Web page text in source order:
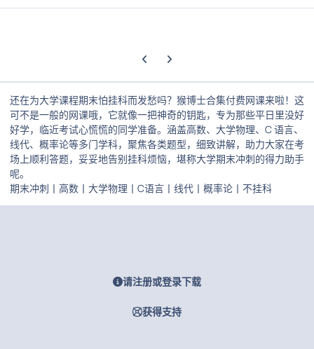
上一张轮播幻灯片
下一张轮播幻灯片
还在为大学课程期末怕挂科而发愁吗？猴博士合集付费网课来啦！这
可不是一般的网课哦，它就像一把神奇的钥匙，专为那些平日里没好
好学，临近考试心慌慌的同学准备。涵盖高数、大学物理、C 语言、
线代、概率论等多门学科，聚焦各类题型，细致讲解，助力大家在考
场上顺利答题，妥妥地告别挂科烦恼，堪称大学期末冲刺的得力助手
呢。
期末冲刺丨高数丨大学物理丨C语言丨线代丨概率论丨不挂科
请注册或登录下载
获得支持